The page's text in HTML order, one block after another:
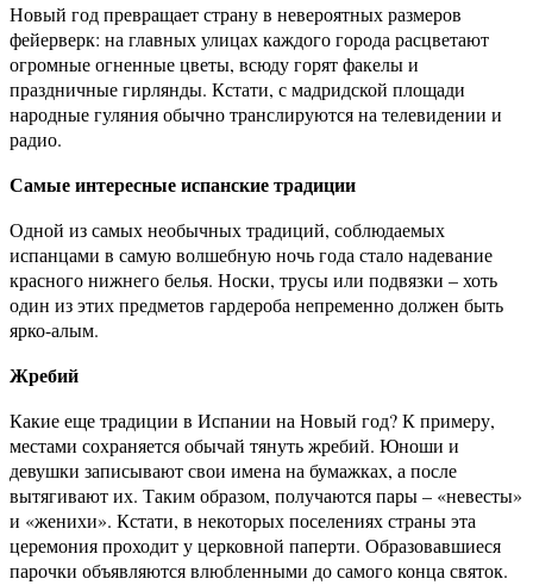
Новый год превращает страну в невероятных размеров
фейерверк: на главных улицах каждого города расцветают
огромные огненные цветы, всюду горят факелы и
праздничные гирлянды. Кстати, с мадридской площади
народные гуляния обычно транслируются на телевидении и
радио.
Самые интересные испанские традиции
Одной из самых необычных традиций, соблюдаемых
испанцами в самую волшебную ночь года стало надевание
красного нижнего белья. Носки, трусы или подвязки – хоть
один из этих предметов гардероба непременно должен быть
ярко-алым.
Жребий
Какие еще традиции в Испании на Новый год? К примеру,
местами сохраняется обычай тянуть жребий. Юноши и
девушки записывают свои имена на бумажках, а после
вытягивают их. Таким образом, получаются пары – «невесты»
и «женихи». Кстати, в некоторых поселениях страны эта
церемония проходит у церковной паперти. Образовавшиеся
парочки объявляются влюбленными до самого конца святок.